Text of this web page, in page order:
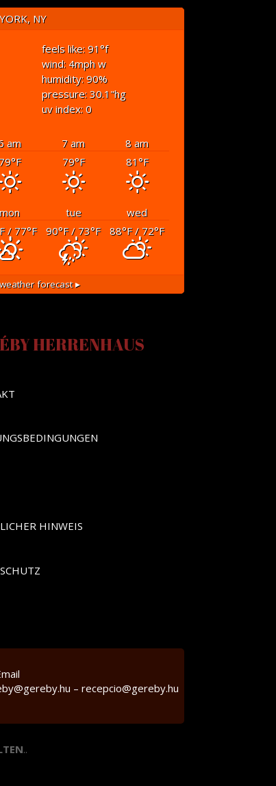
NY
feels like: 91°f
wind: 4mphw
humidity: 90%
pressure: 30.1 "hg
uv index: 0
am 7 am
8 am
79°F 79°F 81°F
mon tue
wed
/ 77°F 90°F/ 73°F 88°F/ 72°F
forecast ▸
HERRENHAUS
HINWEIS
– recepcio@gereby.hu
..